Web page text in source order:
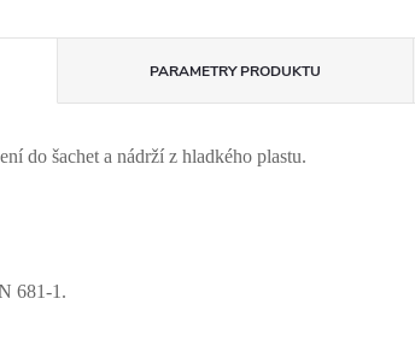
PARAMETRY PRODUKTU
do šachet a nádrží z hladkého plastu.
681-1.